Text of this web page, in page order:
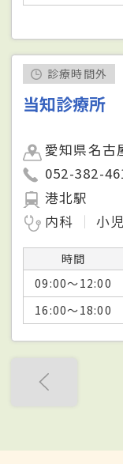
診療時間外
当知診療所
愛知県名古
052-382-
港北駅
内科
小
時間
09:00～12:00
16:00～18:00